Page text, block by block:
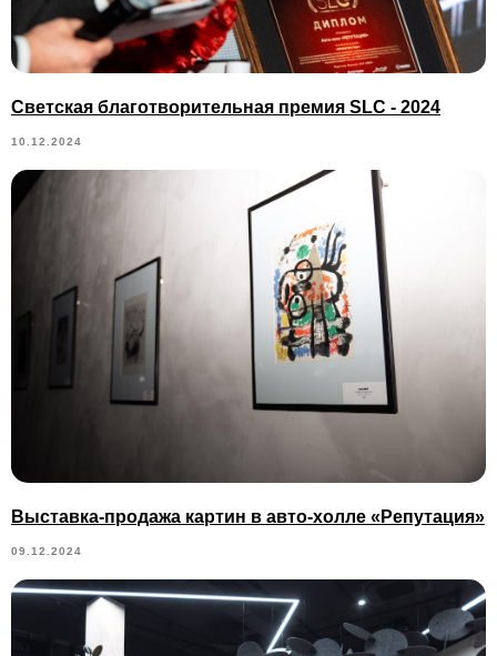
Светская благотворительная премия SLC - 2024
10.12.2024
Выставка-продажа картин в авто-холле «Репутация»
09.12.2024